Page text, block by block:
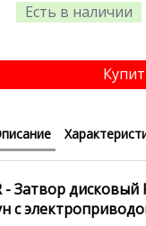
Есть в наличии
- Затвор дисковый
с